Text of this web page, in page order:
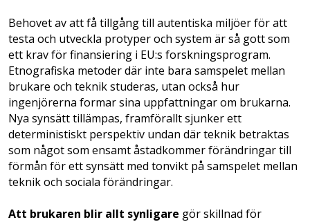
Behovet av att få tillgång till autentiska miljöer för att
testa och utveckla protyper och system är så gott som
ett krav för finansiering i EU:s forskningsprogram.
Etnografiska metoder där inte bara samspelet mellan
brukare och teknik studeras, utan också hur
ingenjörerna formar sina uppfattningar om brukarna.
Nya synsätt tillämpas, framförallt sjunker ett
deterministiskt perspektiv undan där teknik betraktas
som något som ensamt åstadkommer förändringar till
förmån för ett synsätt med tonvikt på samspelet mellan
teknik och sociala förändringar.
Att brukaren blir allt synligare gör skillnad för